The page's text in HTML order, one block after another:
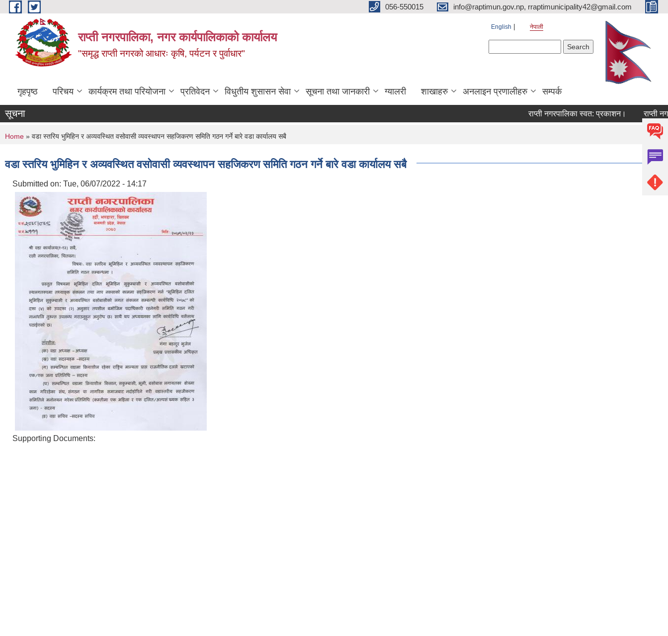
Skip to main content 056-550015 info@raptimun.gov.np, rraptimunicipality42@gmail.com
राप्ती नगरपालिका, नगर कार्यपालिकाको कार्यालय
"समृद्ध राप्ती नगरको आधारः कृषि, पर्यटन र पुर्वाधार"
English नेपाली
गृहपृष्ठ परिचय कार्यक्रम तथा परियोजना प्रतिवेदन विधुतीय शुसासन सेवा सूचना तथा जानकारी ग्यालरी शाखाहरु अनलाइन प्रणालीहरु सम्पर्क
सूचना राप्ती नगरपालिका स्वत: प्रकाशन। राप्ती
You are here
Home » वडा स्तरिय भुमिहिन र अव्यवस्थित वसोवासी व्यवस्थापन सहजिकरण समिति गठन गर्ने बारे वडा कार्यालय सबै
वडा स्तरिय भुमिहिन र अव्यवस्थित वसोवासी व्यवस्थापन सहजिकरण समिति गठन गर्ने बारे वडा कार्यालय सबै
Submitted on: Tue, 06/07/2022 - 14:17
Supporting Documents: